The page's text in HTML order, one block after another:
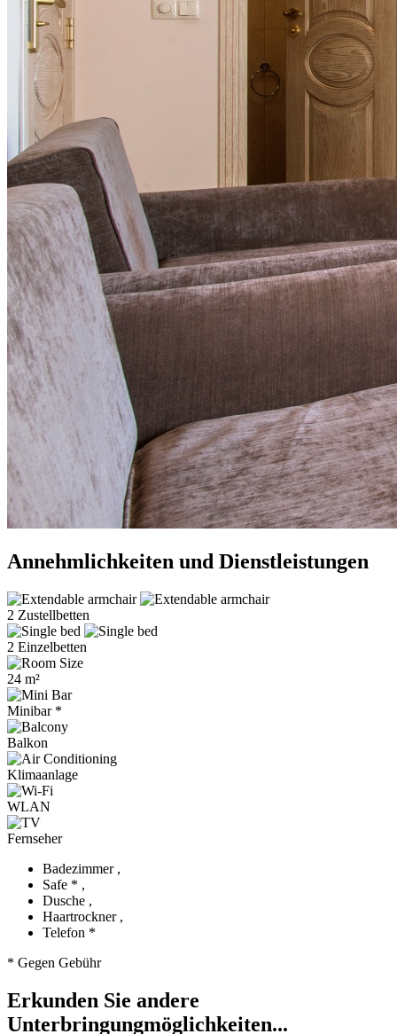
Annehmlichkeiten und Dienstleistungen
2 Zustellbetten
2 Einzelbetten
24 m²
Minibar *
Balkon
Klimaanlage
WLAN
Fernseher
Badezimmer ,
Safe * ,
Dusche ,
Haartrockner ,
Telefon *
* Gegen Gebühr
Erkunden Sie andere
Unterbringungmöglichkeiten...